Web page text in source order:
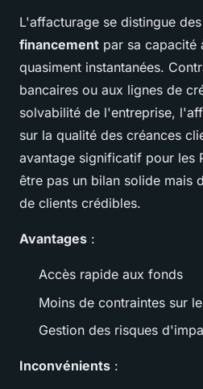
L'affacturage se distingue
financement par sa capacité
quasiment instantanées.
bancaires ou aux lignes de
solvabilité de l'entreprise,
sur la qualité des créances
avantage significatif pour les
être pas un bilan solide mais
de clients crédibles.
Avantages :
Accès rapide aux fonds
Moins de contraintes sur
Gestion des risques
Inconvénients :